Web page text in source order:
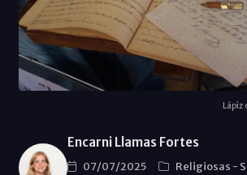
Lápiz
Encarni Llamas Fortes
07/07/2025 Religiosas -